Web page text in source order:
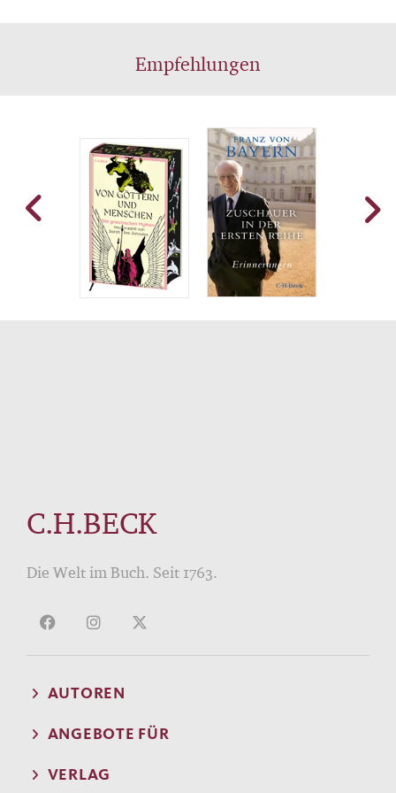
Empfehlungen
C.H.BECK
Die Welt im Buch. Seit 1763.
AUTOREN
ANGEBOTE FÜR
VERLAG